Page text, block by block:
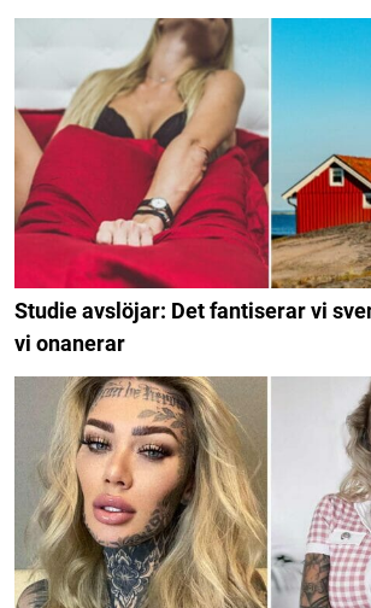
Studie avslöjar: Det fantiserar vi
vi onanerar